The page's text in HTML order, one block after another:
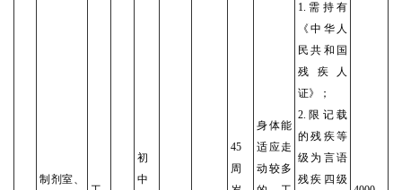
制剂室、
初
中
45
周
身体能
适应走
动较多
1.需持有
《中华人
民共和国
残疾人
证》；
2.限记载
的残疾等
级为言语
残疾四级